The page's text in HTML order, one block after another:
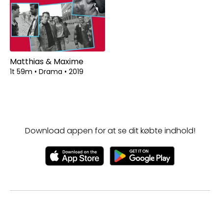
Matthias & Maxime
1t 59m • Drama • 2019
Download appen for at se dit købte indhold!